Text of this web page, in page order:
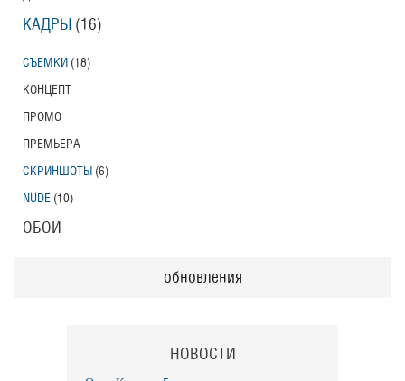
КАДРЫ (16)
СЪЕМКИ (18)
КОНЦЕПТ
ПРОМО
ПРЕМЬЕРА
СКРИНШОТЫ (6)
NUDE (10)
ОБОИ
обновления
НОВОСТИ